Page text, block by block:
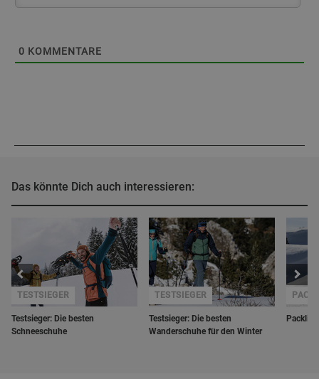
0 KOMMENTARE
Das könnte Dich auch interessieren:
Testsieger: Die besten
Schneeschuhe
TESTSIEGER
Testsieger: Die besten
Wanderschuhe für den Winter
TESTSIEGER